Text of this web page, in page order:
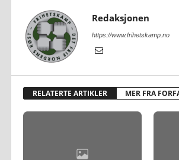
Redaksjonen
https://www.frihetskamp.no
RELATERTE ARTIKLER MER FRA